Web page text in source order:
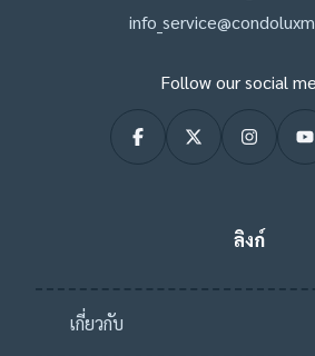
Follow our social
ลิงก์
เกี่ยวกับ